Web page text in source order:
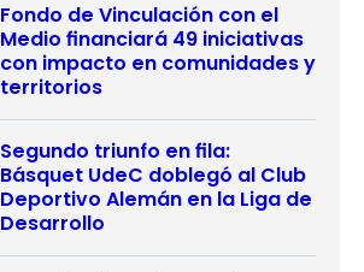
Fondo de Vinculación con el
Medio financiará 49 iniciativas
con impacto en comunidades y
territorios
Segundo triunfo en fila:
Básquet UdeC doblegó al Club
Deportivo Alemán en la Liga de
Desarrollo